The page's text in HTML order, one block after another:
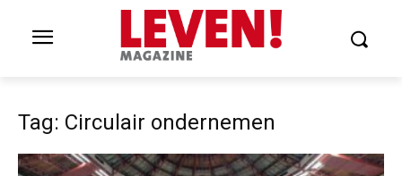
Tag: Circulair ondernemen